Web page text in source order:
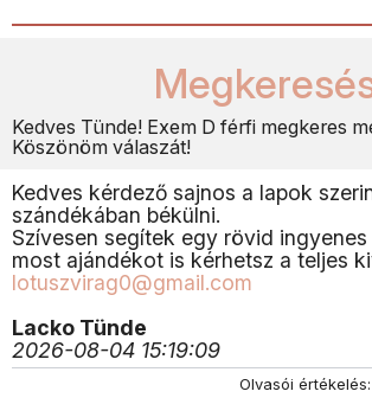
Kedves Tünde! Exem D férfi megkeres
Köszönöm válaszát!
Kedves kérdező sajnos a lapok
szándékában békülni.
Szívesen segítek egy rövid
most ajándékot is kérhetsz a teljes
lotuszvirag0@gmail.com
Lacko Tünde
2026-08-04 15:19:09
Olvasói értékelés: